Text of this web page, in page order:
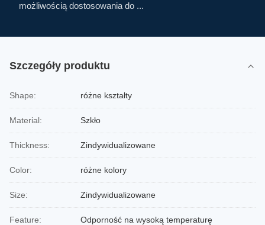
możliwością dostosowania do ...
Szczegóły produktu
Shape: różne kształty
Material: Szkło
Thickness: Zindywidualizowane
Color: różne kolory
Size: Zindywidualizowane
Feature: Odporność na wysoką temperaturę